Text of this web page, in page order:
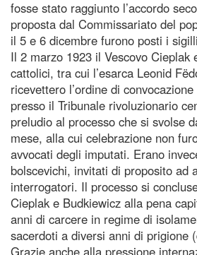
fosse stato raggiunto l’accordo
proposta dal Commissariato del
il 5 e 6 dicembre furono posti i
Il 2 marzo 1923 il Vescovo Cieplak
cattolici, tra cui l’esarca Leonid
ricevettero l’ordine di
presso il Tribunale rivoluzionario
preludio al processo che si svolse
mese, alla cui celebrazione non
avvocati degli imputati. Erano
bolscevichi, invitati di proposito ad
interrogatori. Il processo si
Cieplak e Budkiewicz alla pena
anni di carcere in regime di
sacerdoti a diversi anni di prigione
Grazie anche alla pressione